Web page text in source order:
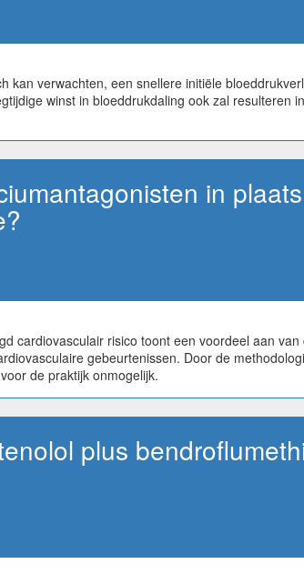
verwachten, een snellere initiële
winst in bloeddrukdaling ook zal resulteren
in
cardiovasculair risico toont een voordeel aan
gebeurtenissen. Door de
de praktijk onmogelijk.
plus